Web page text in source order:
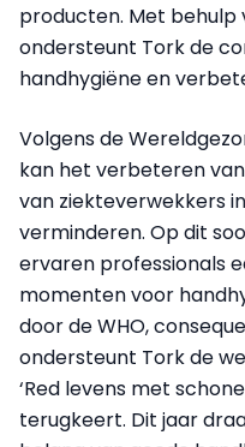
producten. Met
ondersteunt Tork de
handhygiëne en
Volgens de
kan het verbeteren
van ziekteverwekkers
verminderen. Op dit
ervaren professionals
momenten voor
door de WHO,
ondersteunt Tork de
‘Red levens met
terugkeert. Dit jaar